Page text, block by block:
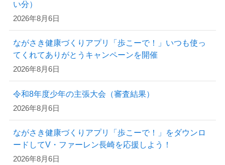
い分）
2026年8月6日
ながさき健康づくりアプリ「歩こーで！」いつも使っ
てくれてありがとうキャンペーンを開催
2026年8月6日
令和8年度少年の主張大会（審査結果）
2026年8月6日
ながさき健康づくりアプリ「歩こーで！」をダウンロ
ードしてV・ファーレン長崎を応援しよう！
2026年8月6日